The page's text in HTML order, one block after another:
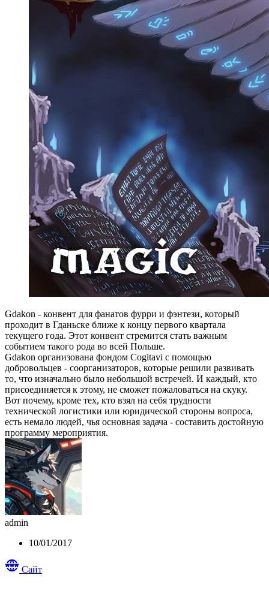
Gdakon - конвент для фанатов фурри и фэнтези, который
проходит в Гданьске ближе к концу первого квартала
текущего года. Этот конвент стремится стать важным
событием такого рода во всей Польше.
Gdakon организована фондом Cogitavi с помощью
добровольцев - соорганизаторов, которые решили развивать
то, что изначально было небольшой встречей. И каждый, кто
присоединяется к этому, не сможет пожаловаться на скуку.
Вот почему, кроме тех, кто взял на себя трудности
технической логистики или юридической стороны вопроса,
есть немало людей, чья основная задача - составить достойную
программу мероприятия.
admin
10/01/2017
Сайт